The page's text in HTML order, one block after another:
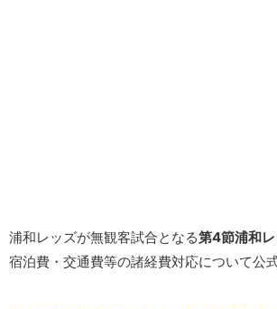
浦和レッズが無観客試合となる第4節浦和
宿泊費・交通費等の諸経費対応について公